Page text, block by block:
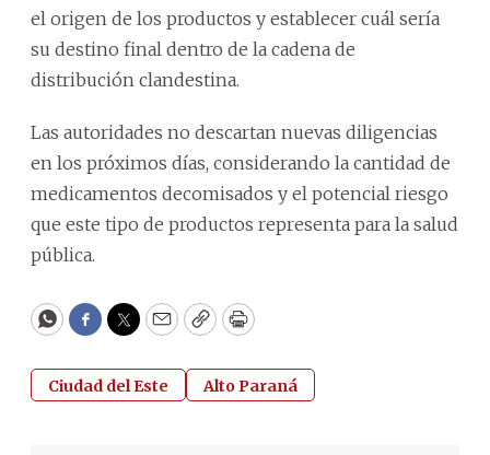
el origen de los productos y establecer cuál sería
su destino final dentro de la cadena de
distribución clandestina.
Las autoridades no descartan nuevas diligencias
en los próximos días, considerando la cantidad de
medicamentos decomisados y el potencial riesgo
que este tipo de productos representa para la salud
pública.
WhatsApp
Facebook
Twitter
EmailCopyPrint
Ciudad del Este Alto Paraná